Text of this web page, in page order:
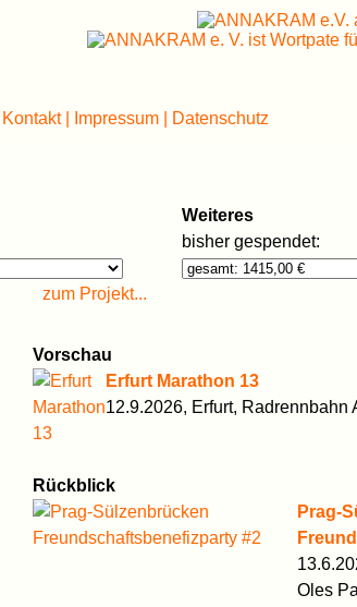
Kontakt | Impressum | Datenschutz
zum Projekt...
Weiteres
bisher gespendet:
Vorschau
Erfurt Marathon 13
12.9.2026, Erfurt, Radrennbahn
Rückblick
Prag-
Oles